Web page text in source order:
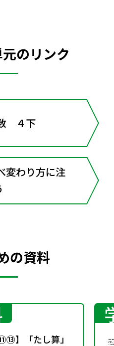
のリンク
４下
変わり方に注
の資料
】「たし算」